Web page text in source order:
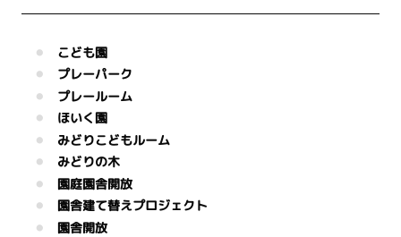
こども園
プレーパーク
プレールーム
ほいく園
みどりこどもルーム
みどりの木
園庭園舎開放
園舎建て替えプロジェクト
園舎開放